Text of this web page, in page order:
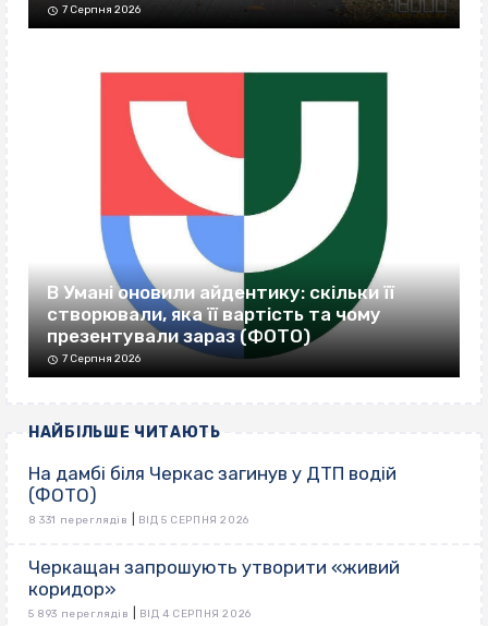
7 Серпня 2026
В Умані оновили айдентику: скільки її
створювали, яка її вартість та чому
презентували зараз (ФОТО)
7 Серпня 2026
НАЙБІЛЬШЕ ЧИТАЮТЬ
На дамбі біля Черкас загинув у ДТП водій
(ФОТО)
8 331 переглядів ВІД 5 СЕРПНЯ 2026
Черкащан запрошують утворити «живий
коридор»
5 893 переглядів ВІД 4 СЕРПНЯ 2026